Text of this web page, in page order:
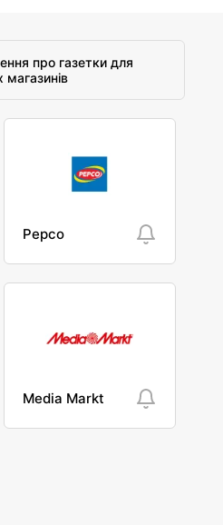
про газетки для
Pepco
Media Markt